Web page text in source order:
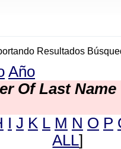
Resultados
Año
Of Last Name
I J K L M N O P
ALL]